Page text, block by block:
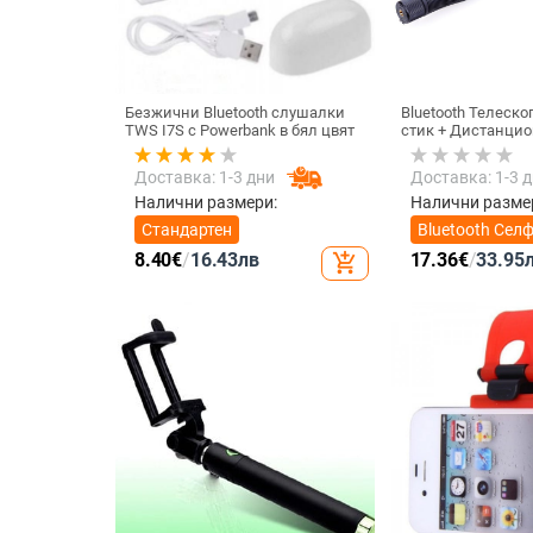
Безжични Bluetooth слушалки
TWS I7S с Powerbank в бял цвят
Доставка: 1-3 дни
Налични размери:
Стандартен
8.40€/16.43лв add_shopping_cart
Bluetooth
стик +
снимане,
IOS - Черен
Доставка: 1-3
Налични
Bluetooth
стик +
Дистанционно
17.36€/33.95